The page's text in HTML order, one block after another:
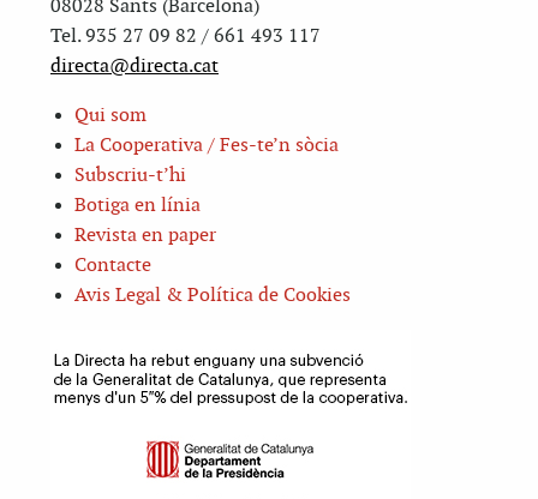
08028 Sants (Barcelona)
Tel. 935 27 09 82 / 661 493 117
directa@directa.cat
Qui som
La Cooperativa / Fes-te’n sòcia
Subscriu-t’hi
Botiga en línia
Revista en paper
Contacte
Avis Legal & Política de Cookies